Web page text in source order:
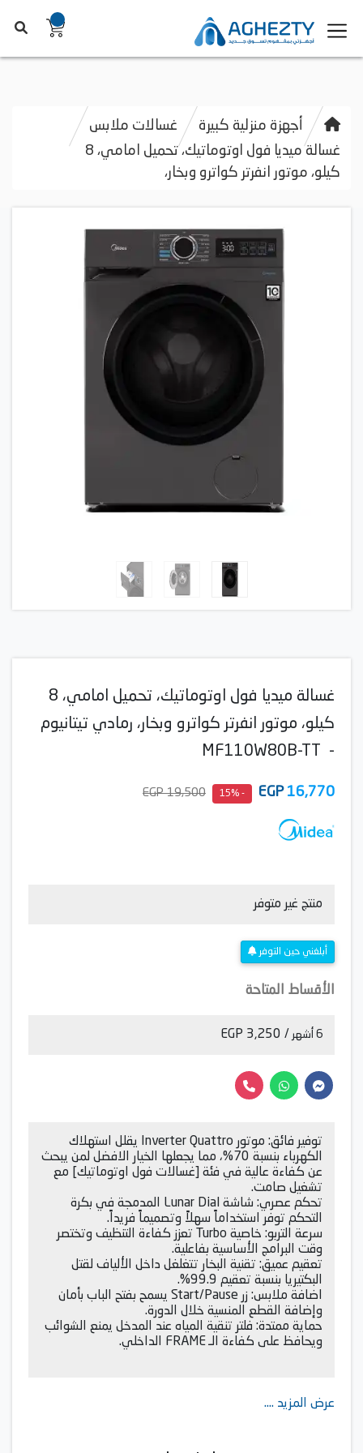
أجهزة منزلية كبيرة
غسالات ملابس
غسالة ميديا فول اوتوماتيك، تحميل امامي، 8
كيلو، موتور انفرتر كواترو وبخار،
غسالة ميديا فول اوتوماتيك، تحميل امامي، 8
كيلو، موتور انفرتر كواترو وبخار، رمادي تيتانيوم
- MF110W80B-TT
16,770
EGP
- 15%
19,500 EGP
منتج غير متوفر
أبلغني حين التوفر
الأقساط المتاحة
6 أشهر / 3,250 EGP
توفير فائق: موتور Inverter Quattro يقلل استهلاك
الكهرباء بنسبة 70%، مما يجعلها الخيار الافضل لمن يبحث
عن كفاءة عالية في فئة [غسالات فول اوتوماتيك] مع
تشغيل صامت.
تحكم عصري: شاشة Lunar Dial المدمجة في بكرة
التحكم توفر استخداماً سهلاً وتصميماً فريداً.
سرعة التربو: خاصية Turbo تعزز كفاءة التنظيف وتختصر
وقت البرامج الأساسية بفاعلية.
تعقيم عميق: تقنية البخار تتغلغل داخل الألياف لقتل
البكتيريا بنسبة تعقيم 99.9%.
اضافة ملابس: زر Start/Pause يسمح بفتح الباب بأمان
وإضافة القطع المنسية خلال الدورة.
حماية ممتدة: فلتر تنقية المياه عند المدخل يمنع الشوائب
ويحافظ على كفاءة الـ FRAME الداخلي.
عرض المزيد ....